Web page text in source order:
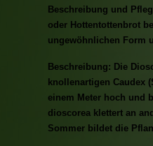
Beschreibung und
oder Hottentottenbrot
ungewöhnlichen Form
Beschreibung: Die
knollenartigen Caudex
einem Meter hoch und
dioscorea klettert an
Sommer bildet die